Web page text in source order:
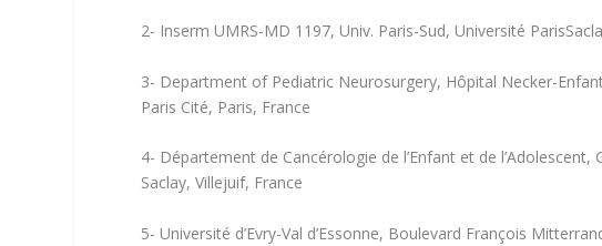
2- Inserm UMRS-MD 1197, Univ. Paris-Sud, Université
3- Department of Pediatric Neurosurgery, Hôpital Necker-
Paris Cité, Paris, France
4- Département de Cancérologie de l’Enfant et de
Saclay, Villejuif, France
5- Université d’Evry-Val d’Essonne, Boulevard François